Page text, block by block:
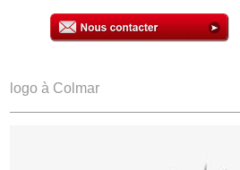
logo à Colmar